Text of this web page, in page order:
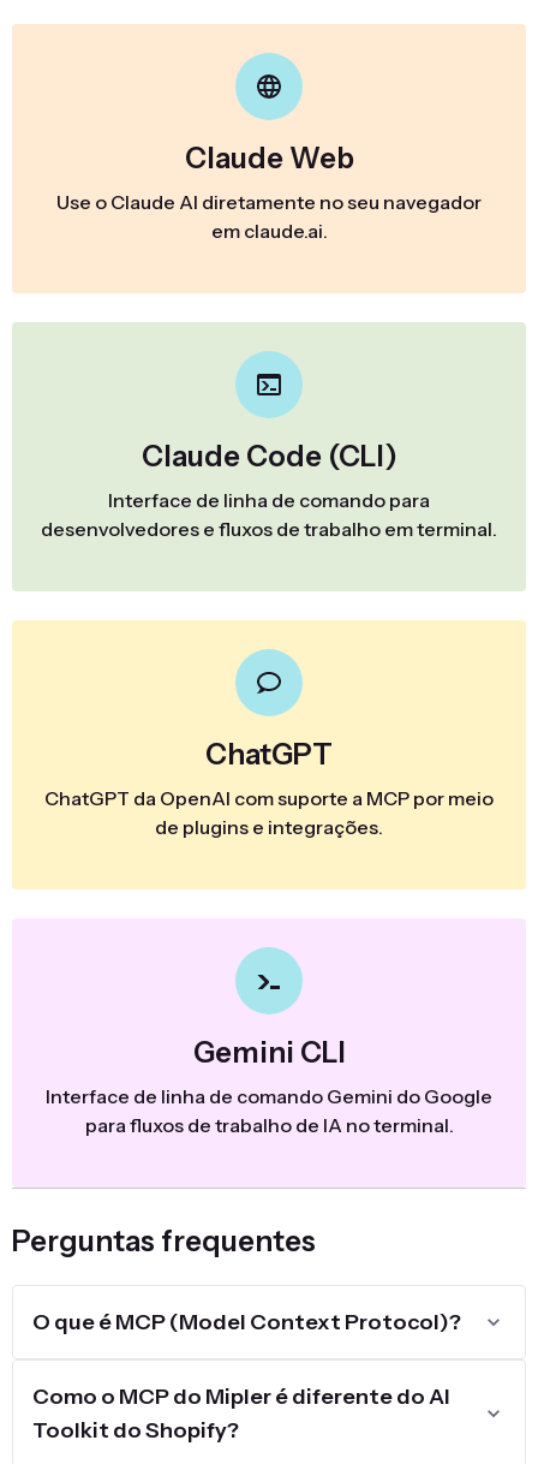
Claude Web
Use o Claude AI diretamente no seu navegador
em claude.ai.
Claude Code (CLI)
Interface de linha de comando para
desenvolvedores e fluxos de trabalho em terminal.
ChatGPT
ChatGPT da OpenAI com suporte a MCP por meio
de plugins e integrações.
Gemini CLI
Interface de linha de comando Gemini do Google
para fluxos de trabalho de IA no terminal.
Perguntas frequentes
O que é MCP (Model Context Protocol)?
Como o MCP do Mipler é diferente do AI
Toolkit do Shopify?